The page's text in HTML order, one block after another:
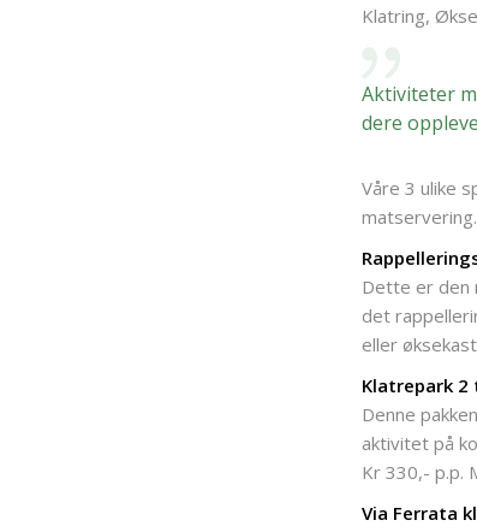
Klatring,
Aktiviteter
dere
Våre 3 ulike
Dette er den
det
eller
Klatrepark 2
Denne
aktivitet på
Kr 330,- p.p.
Via Ferrata